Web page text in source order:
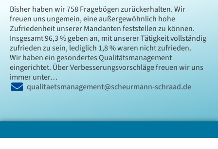
Bisher haben wir 758 Fragebögen zurückerhalten. Wir
freuen uns ungemein, eine außergewöhnlich hohe
Zufriedenheit unserer Mandanten feststellen zu können.
Insgesamt 96,3 % geben an, mit unserer Tätigkeit vollständig
zufrieden zu sein, lediglich 1,8 % waren nicht zufrieden.
Wir haben ein gesondertes Qualitätsmanagement
eingerichtet. Über Verbesserungsvorschläge freuen wir uns
immer unter…
qualitaetsmanagement@scheurmann-schraad.de